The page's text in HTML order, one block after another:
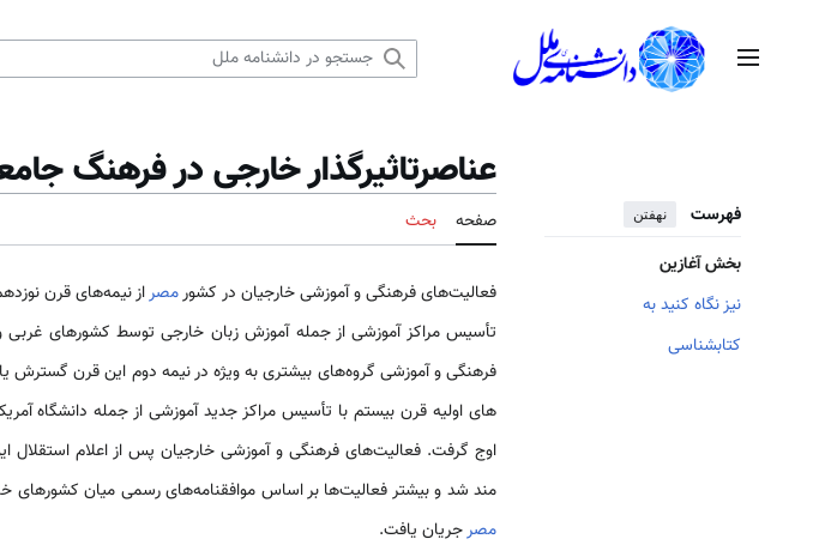
منوی اصلی
فهرست نهفتن
بخش آغازین
نیز نگاه کنید به
کتابشناسی
عناصرتاثیرگذار خارجی در فرهنگ
صفحه بحث
فعالیت­‌های فرهنگی و آموزشی خارجیان در کشورمصراز نیمه­‌های قرن
تأسیس مراکز آموزشی از جمله آموزش زبان خارجی توسط کشورهای غربی
فرهنگی و آموزشی گروه­‌های بیشتری به ویژه در نیمه دوم این قرن گسترش
های اولیه قرن بیستم با تأسیس مراکز جدید آموزشی از جمله دانشگاه
اوج گرفت. فعالیت­‌های فرهنگی و آموزشی خارجیان پس از اعلام استقلال
مند شد و بیشتر فعالیت­‌ها بر اساس موافقنامه­‌های رسمی میان کشورهای
مصرجریان یافت.